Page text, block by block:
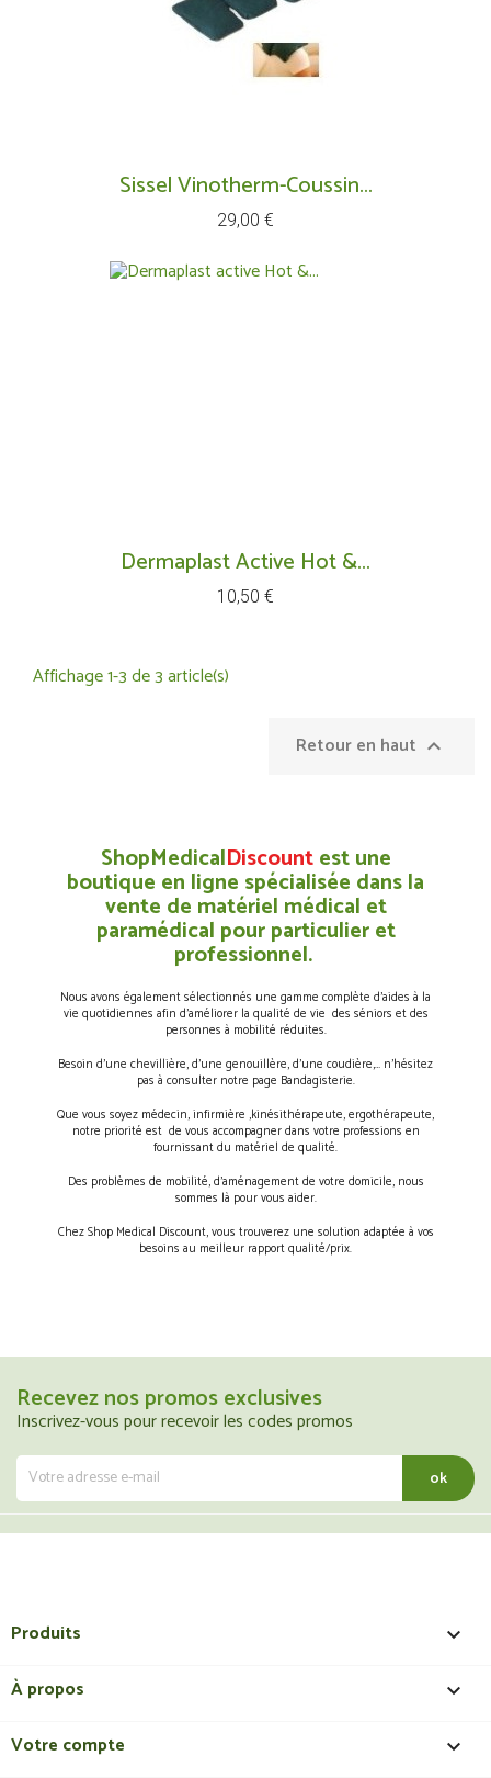
Sissel Vinotherm-Coussin...
Prix
29,00 €
Dermaplast Active Hot &...
Prix
10,50 €
Affichage 1-3 de 3 article(s)
Retour en haut 
ShopMedicalDiscountest une
boutique en ligne spécialisée dans la
vente de matériel médical et
paramédical pour particulier et
professionnel.
Nous avons également sélectionnés une gamme complète d’aides à la
vie quotidiennes afin d’améliorer la qualité de vie des séniors et des
personnes à mobilité réduites.
Besoin d’une chevillière, d’une genouillère, d’une coudière,… n’hésitez
pas à consulter notre page Bandagisterie.
Que vous soyez médecin, infirmière ,kinésithérapeute, ergothérapeute,
notre priorité est de vous accompagner dans votre professions en
fournissant du matériel de qualité.
Des problèmes de mobilité, d’aménagement de votre domicile, nous
sommes là pour vous aider.
Chez Shop Medical Discount, vous trouverez une solution adaptée à vos
besoins au meilleur rapport qualité/prix.
Recevez nos promos exclusives
Inscrivez-vous pour recevoir les codes promos
Produits 
À propos 
Votre compte 